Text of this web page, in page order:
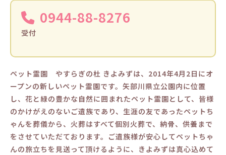
0944-88-8276
受付
ペット霊園 やすらぎの杜 きよみずは、2014年4月2日にオ
ープンの新しいペット霊園です。矢部川県立公園内に位置
し、花と緑の豊かな自然に囲まれたペット霊園として、皆様
のかけがえのないご遺族であり、生涯の友であったペットち
ゃんを葬儀から、火葬はすべて個別火葬で、納骨、供養まで
をさせていただております。ご遺族様が安心してペットちゃ
んの旅立ちを見送って頂けるように、きよみずは真心込めて